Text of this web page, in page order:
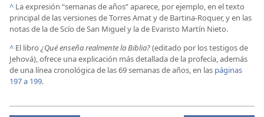
^ La expresión “semanas de años” aparece, por ejemplo, en el texto
principal de las versiones de Torres Amat y de Bartina-Roquer, y en las
notas de la de Scío de San Miguel y la de Evaristo Martín Nieto.
^ El libro ¿Qué enseña realmente la Biblia?(editado por los testigos de
Jehová), ofrece una explicación más detallada de la profecía, además
de una línea cronológica de las 69 semanas de años, en las páginas
197 a 199.